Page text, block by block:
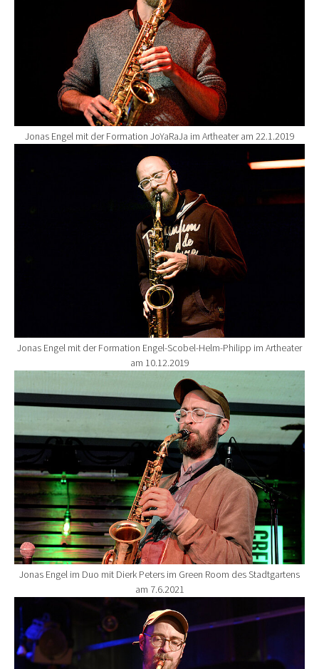
Jonas Engel mit der Formation JoYaRaJa im Artheater am 22.1.2019
Jonas Engel mit der Formation Engel-Scobel-Helm-Philipp im Artheater
am 10.12.2019
Show larger version for:
Jonas Engel im Duo mit Dierk Peters im Green Room des Stadtgartens
am 7.6.2021
Show larger version for: